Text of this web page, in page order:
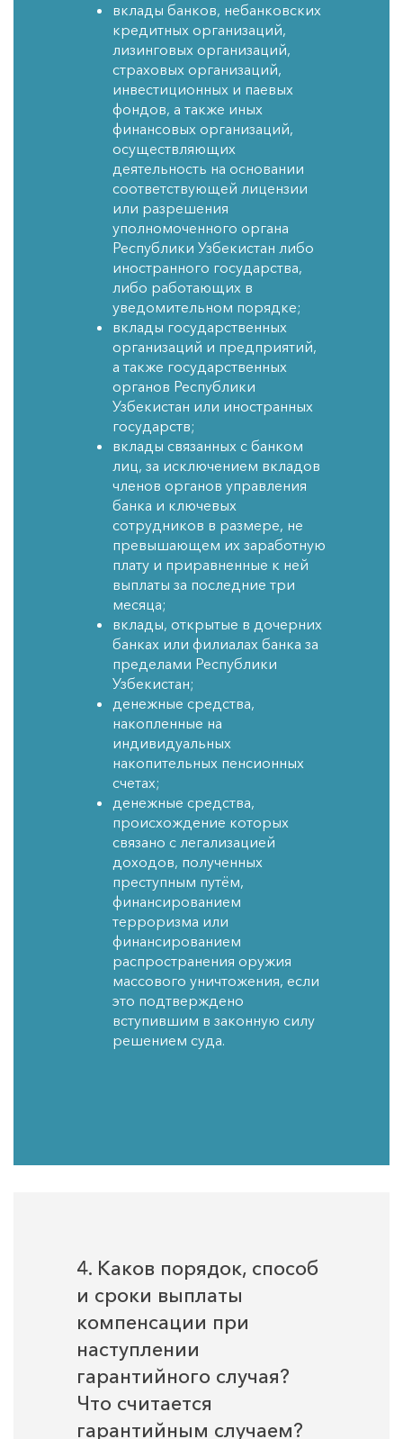
вклады банков, небанковских
кредитных организаций,
лизинговых организаций,
страховых организаций,
инвестиционных и паевых
фондов, а также иных
финансовых организаций,
осуществляющих
деятельность на основании
соответствующей лицензии
или разрешения
уполномоченного органа
Республики Узбекистан либо
иностранного государства,
либо работающих в
уведомительном порядке;
вклады государственных
организаций и предприятий,
а также государственных
органов Республики
Узбекистан или иностранных
государств;
вклады связанных с банком
лиц, за исключением вкладов
членов органов управления
банка и ключевых
сотрудников в размере, не
превышающем их заработную
плату и приравненные к ней
выплаты за последние три
месяца;
вклады, открытые в дочерних
банках или филиалах банка за
пределами Республики
Узбекистан;
денежные средства,
накопленные на
индивидуальных
накопительных пенсионных
счетах;
денежные средства,
происхождение которых
связано с легализацией
доходов, полученных
преступным путём,
финансированием
терроризма или
финансированием
распространения оружия
массового уничтожения, если
это подтверждено
вступившим в законную силу
решением суда.
4. Каков порядок, способ
и сроки выплаты
компенсации при
наступлении
гарантийного случая?
Что считается
гарантийным случаем?